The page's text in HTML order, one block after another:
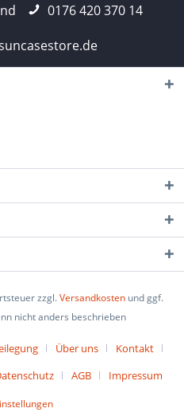
0176 420 370 14
zzgl.Versandkosten und ggf.
nicht anders beschrieben
Über uns
Kontakt
AGB Impressum